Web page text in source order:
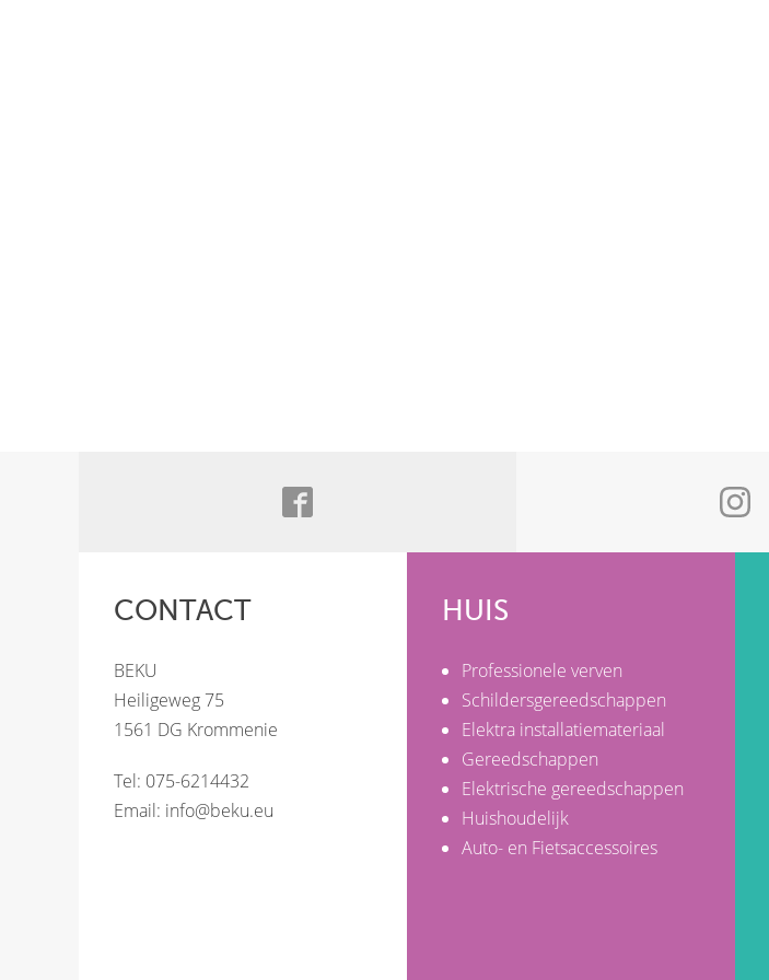
CONTACT
BEKU
Heiligeweg 75
1561 DG Krommenie
Tel: 075-6214432
Email: info@beku.eu
HUIS
Professionele verven
Schildersgereedschappen
Elektra installatiemateriaal
Gereedschappen
Elektrische gereedschappen
Huishoudelijk
Auto- en Fietsaccessoires